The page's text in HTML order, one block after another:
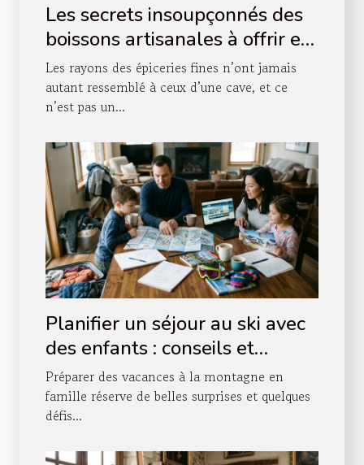
Les secrets insoupçonnés des
boissons artisanales à offrir en
boutique
Les rayons des épiceries fines n’ont jamais
autant ressemblé à ceux d’une cave, et ce
n’est pas un...
Planifier un séjour au ski avec
des enfants : conseils et
astuces
Préparer des vacances à la montagne en
famille réserve de belles surprises et quelques
défis...